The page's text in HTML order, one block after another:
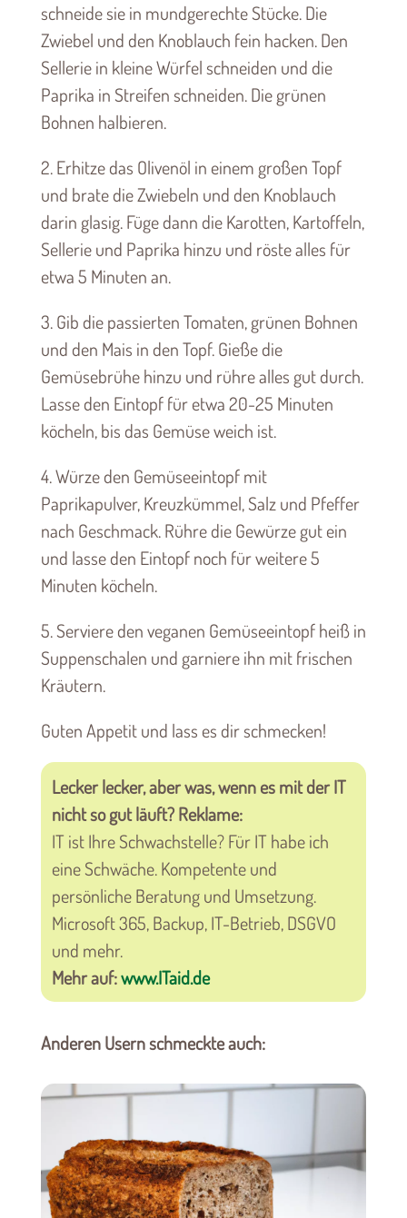
schneide sie in mundgerechte Stücke. Die
Zwiebel und den Knoblauch fein hacken. Den
Sellerie in kleine Würfel schneiden und die
Paprika in Streifen schneiden. Die grünen
Bohnen halbieren.
2. Erhitze das Olivenöl in einem großen Topf
und brate die Zwiebeln und den Knoblauch
darin glasig. Füge dann die Karotten, Kartoffeln,
Sellerie und Paprika hinzu und röste alles für
etwa 5 Minuten an.
3. Gib die passierten Tomaten, grünen Bohnen
und den Mais in den Topf. Gieße die
Gemüsebrühe hinzu und rühre alles gut durch.
Lasse den Eintopf für etwa 20-25 Minuten
köcheln, bis das Gemüse weich ist.
4. Würze den Gemüseeintopf mit
Paprikapulver, Kreuzkümmel, Salz und Pfeffer
nach Geschmack. Rühre die Gewürze gut ein
und lasse den Eintopf noch für weitere 5
Minuten köcheln.
5. Serviere den veganen Gemüseeintopf heiß in
Suppenschalen und garniere ihn mit frischen
Kräutern.
Guten Appetit und lass es dir schmecken!
Lecker lecker, aber was, wenn es mit der IT
nicht so gut läuft? Reklame:
IT ist Ihre Schwachstelle? Für IT habe ich
eine Schwäche. Kompetente und
persönliche Beratung und Umsetzung.
Microsoft 365, Backup, IT-Betrieb, DSGVO
und mehr.
Mehr auf:www.ITaid.de
Anderen Usern schmeckte auch: